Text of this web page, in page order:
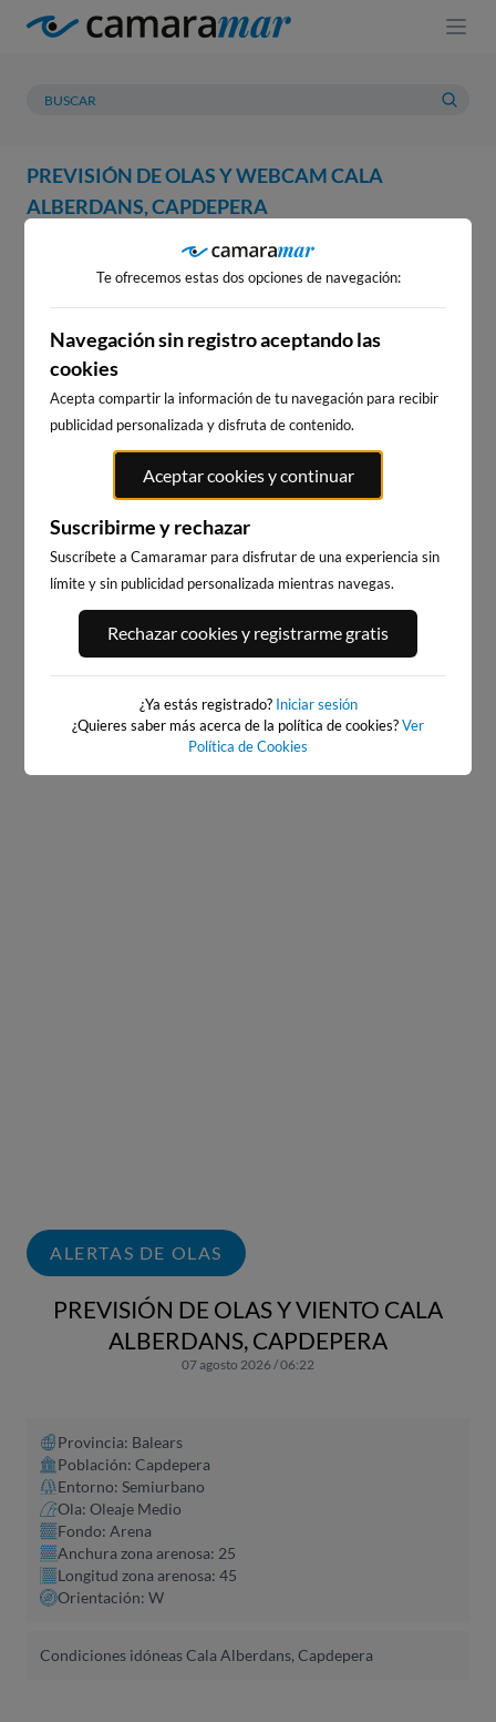
PREVISIÓN DE OLAS Y WEBCAM CALA
ALBERDANS, CAPDEPERA
PREVISIÓN METEOROLOGÍA
WEBCAM CALA ALBERDANS,
CAPDEPERA
WEBCAMS CERCANAS
PORT ANDRATX
91km · Andratx
PLAYA DE SITGES
0.1 m CHOPI
ALERTAS DE OLAS
PREVISIÓN DE OLAS Y VIENTO CALA
ALBERDANS, CAPDEPERA
07 agosto 2026 / 06:22
Provincia: Balears
Población: Capdepera
Entorno: Semiurbano
Ola: Oleaje Medio
Fondo: Arena
Anchura zona arenosa: 25
Longitud zona arenosa: 45
Orientación: W
Condiciones idóneas Cala Alberdans, Capdepera
Te ofrecemos estas dos opciones de navegación:
Navegación sin registro aceptando las
cookies
Acepta compartir la información de tu navegación para recibir
publicidad personalizada y disfruta de contenido.
Aceptar cookies y continuar
Suscribirme y rechazar
Suscríbete a Camaramar para disfrutar de una experiencia sin
límite y sin publicidad personalizada mientras navegas.
Rechazar cookies y registrarme gratis
¿Ya estás registrado? Iniciar sesión
¿Quieres saber más acerca de la política de cookies?Ver
Política de Cookies